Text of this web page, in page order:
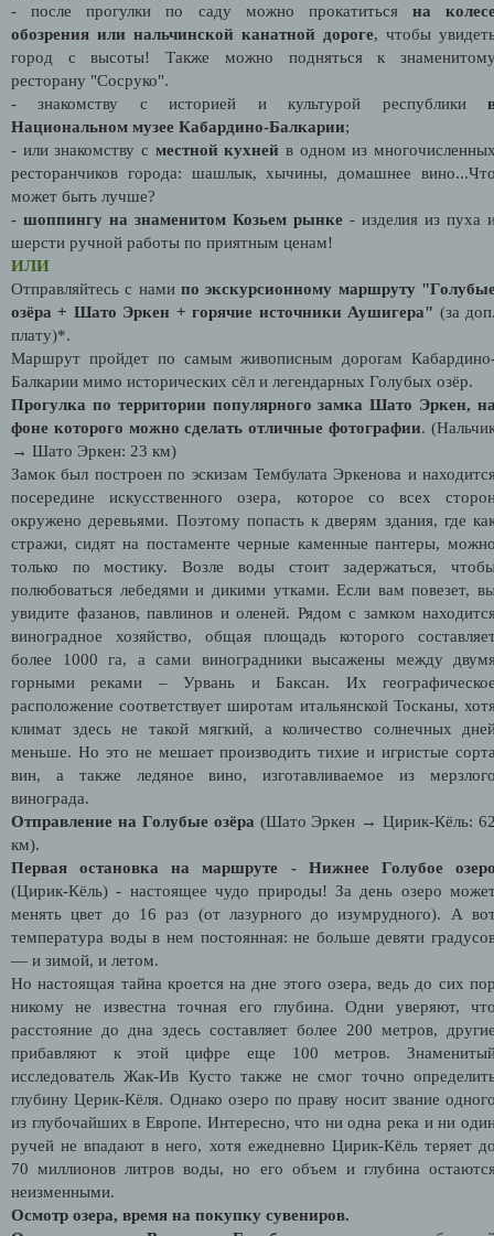
- после прогулки по саду можно прокатиться на
обозрения или нальчинской канатной дороге, чтобы
город с высоты! Также можно подняться к
ресторану "Сосруко".
- знакомству с историей и культурой республики
Национальном музее Кабардино-Балкарии;
- или знакомству с местной кухней в одном из
ресторанчиков города: шашлык, хычины, домашнее
может быть лучше?
- шоппингу на знаменитом Козьем рынке - изделия из пуха
шерсти ручной работы по приятным ценам!
ИЛИ
Отправляйтесь с намипо экскурсионному маршруту
озёра + Шато Эркен + горячие источники Аушигера" (за
плату)*.
Маршрут пройдет по самым живописным дорогам
Балкарии мимо исторических сёл и легендарных Голубых озёр.
Прогулка по территории популярного замка Шато Эркен,
фоне которого можно сделать отличные фотографии.
→ Шато Эркен: 23 км)
Замок был построен по эскизам Тембулата Эркенова и
посередине искусственного озера, которое со всех
окружено деревьями. Поэтому попасть к дверям здания, где
стражи, сидят на постаменте черные каменные пантеры,
только по мостику. Возле воды стоит задержаться,
полюбоваться лебедями и дикими утками. Если вам повезет,
увидите фазанов, павлинов и оленей. Рядом с замком
виноградное хозяйство, общая площадь которого
более 1000 га, а сами виноградники высажены между
горными реками – Урвань и Баксан. Их
расположение соответствует широтам итальянской Тосканы,
климат здесь не такой мягкий, а количество солнечных
меньше. Но это не мешает производить тихие и игристые
вин, а также ледяное вино, изготавливаемое из
винограда.
Отправление на Голубые озёра (Шато Эркен → Цирик-Кёль:
км).
Первая остановка на маршруте - Нижнее Голубое
(Цирик-Кёль) - настоящее чудо природы! За день озеро
менять цвет до 16 раз (от лазурного до изумрудного). А
температура воды в нем постоянная: не больше девяти
— и зимой, и летом.
Но настоящая тайна кроется на дне этого озера, ведь до сих
никому не известна точная его глубина. Одни уверяют,
расстояние до дна здесь составляет более 200 метров,
прибавляют к этой цифре еще 100 метров.
исследователь Жак-Ив Кусто также не смог точно
глубину Церик-Кёля. Однако озеро по праву носит звание
из глубочайших в Европе. Интересно, что ни одна река и ни
ручей не впадают в него, хотя ежедневно Цирик-Кёль теряет
70 миллионов литров воды, но его объем и глубина
неизменными.
Осмотр озера, время на покупку сувениров.